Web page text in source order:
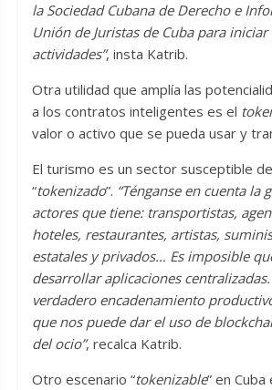
la Sociedad Cubana de Derecho e
Unión de Juristas de Cuba para iniciar
actividades”, insta Katrib.
Otra utilidad que amplía las
a los contratos inteligentes es el
valor o activo que se pueda usar y
El turismo es un sector susceptible
“tokenizado”. “Ténganse en cuenta la
actores que tiene: transportistas,
hoteles, restaurantes, artistas,
estatales y privados… Es imposible
desarrollar aplicaciones
verdadero encadenamiento
que nos puede dar el uso de
del ocio”, recalca Katrib.
Otro escenario “tokenizable” en